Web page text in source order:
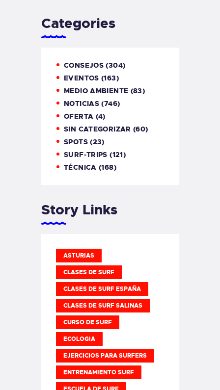
Categories
CONSEJOS (304)
EVENTOS (163)
MEDIO AMBIENTE (83)
NOTICIAS (746)
OFERTA (4)
SIN CATEGORIZAR (60)
SPOTS(23)
SURF-TRIPS (121)
TÉCNICA (168)
Story Links
ASTURIAS
CLASES DE SURF
CLASES DE SURF ESPAÑA
CLASES DE SURF SALINAS
CURSO DE SURF
ECOLOGIA
EJERCICIOS PARA SURFERS
ENTRENAMIENTO SURF